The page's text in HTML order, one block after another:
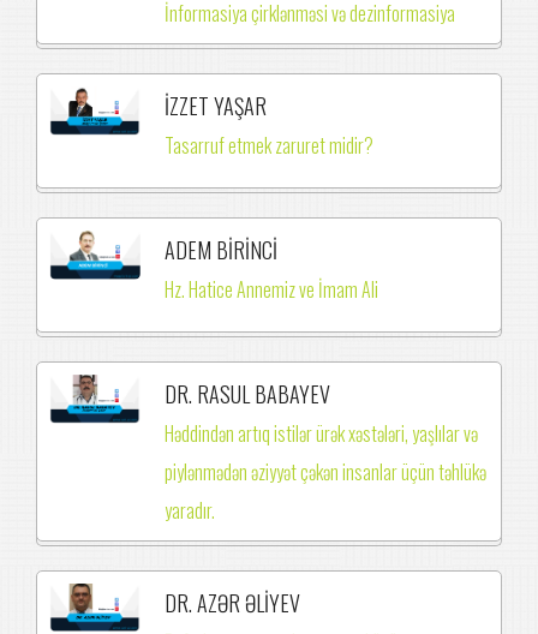
İnformasiya çirklənməsi və dezinformasiya
İZZET YAŞAR
Tasarruf etmek zaruret midir?
ADEM BİRİNCİ
Hz. Hatice Annemiz ve İmam Ali
DR. RASUL BABAYEV
Həddindən artıq istilər ürək xəstələri, yaşlılar və
piylənmədən əziyyət çəkən insanlar üçün təhlükə
yaradır.
DR. AZƏR ƏLİYEV